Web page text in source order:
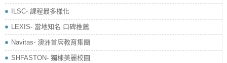
ILSC- 課程最多樣化
LEXIS- 當地知名 口碑推薦
Navitas- 澳洲首席教育集團
SHFASTON- 獨棟美麗校園